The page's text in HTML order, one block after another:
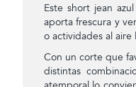
Este short jean
aporta frescura y
o actividades al aire
Con un corte que
distintas